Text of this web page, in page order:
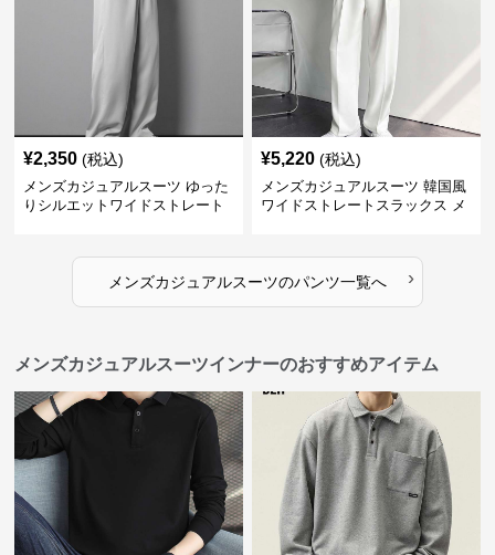
¥2,350 (税込)
メンズカジュアルスーツ ゆった
りシルエットワイドストレート
¥5,220 (税込)
メンズカジュアルスーツ 韓国風
ワイドストレートスラックス メ
メンズカジュアルスーツのパンツ一覧へ ›
メンズカジュアルスーツインナーのおすすめアイテム